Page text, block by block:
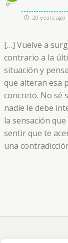
20 years ago
[…] Vuelve a
contrario a la
situación y
que alteran esa
concreto. No sé
nadie le debe
la sensación
sentir que te
una